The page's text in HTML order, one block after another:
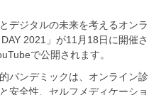
デジタルの未来を考えるオンラ
2021」が11月18日に開催さ
で公開されます。
パンデミックは、オンライン診
安全性、セルフメディケーショ